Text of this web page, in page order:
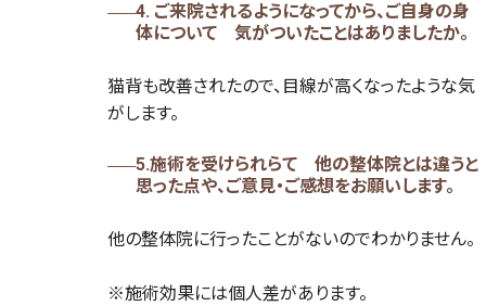
4. ご来院されるようになってから、ご自身の身
体について 気がついたことはありましたか。
猫背も改善されたので、目線が高くなったような気
がします。
5.施術を受けられらて 他の整体院とは違うと
思った点や、ご意見・ご感想をお願いします。
他の整体院に行ったことがないのでわかりません。
※施術効果には個人差があります。